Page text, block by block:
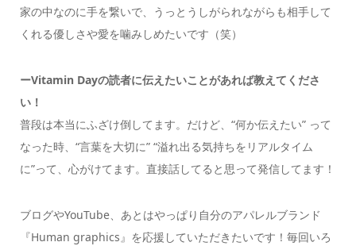
家の中なのに手を繋いで、うっとうしがられながらも相手して
くれる優しさや愛を噛みしめたいです（笑）
ーVitamin Dayの読者に伝えたいことがあれば教えてくださ
い！
普段は本当にふざけ倒してます。だけど、“何か伝えたい” って
なった時、“言葉を大切に” “溢れ出る気持ちをリアルタイム
に”って、心がけてます。直接話してると思って発信してます！
ブログやYouTube、あとはやっぱり自分のアパレルブランド
『Human graphics』を応援していただきたいです！毎回いろ